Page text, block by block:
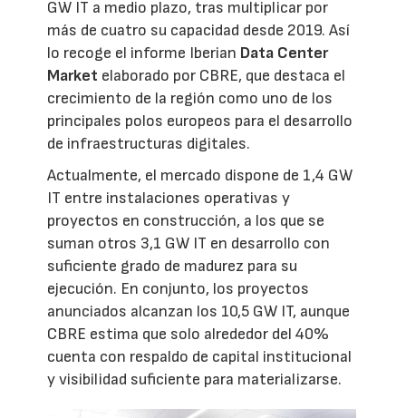
GW IT a medio plazo, tras multiplicar por
más de cuatro su capacidad desde 2019. Así
lo recoge el informe Iberian Data Center
Market elaborado por CBRE, que destaca el
crecimiento de la región como uno de los
principales polos europeos para el desarrollo
de infraestructuras digitales.
Actualmente, el mercado dispone de 1,4 GW
IT entre instalaciones operativas y
proyectos en construcción, a los que se
suman otros 3,1 GW IT en desarrollo con
suficiente grado de madurez para su
ejecución. En conjunto, los proyectos
anunciados alcanzan los 10,5 GW IT, aunque
CBRE estima que solo alrededor del 40%
cuenta con respaldo de capital institucional
y visibilidad suficiente para materializarse.